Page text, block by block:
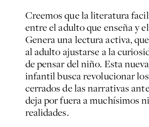
Creemos que la literatura
entre el adulto que enseña y
Genera una lectura activa,
al adulto ajustarse a la
de pensar del niño. Esta
infantil busca revolucionar
cerrados de las narrativas
deja por fuera a muchísimos
realidades.